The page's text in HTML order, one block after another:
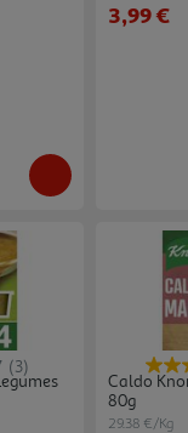
3,99 €
(3)
Caldo
80g
29.38 €/Kg